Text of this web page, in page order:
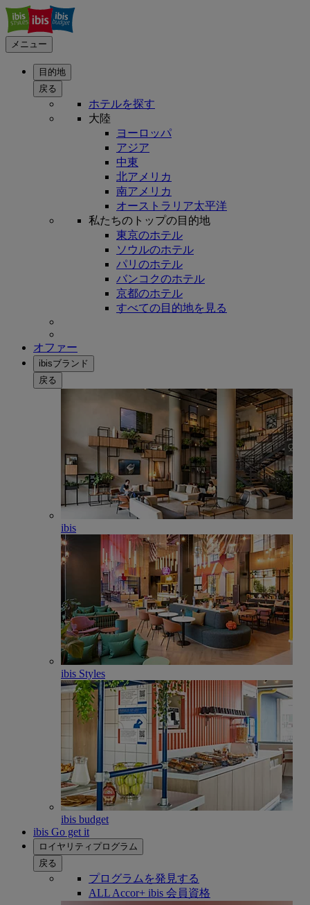
メニュー
目的地
戻る
ホテルを探す
大陸
ヨーロッパ
アジア
中東
北アメリカ
南アメリカ
オーストラリア太平洋
私たちのトップの目的地
東京のホテル
ソウルのホテル
パリのホテル
バンコクのホテル
京都のホテル
すべての目的地を見る
オファー
ibisブランド
戻る
ibis
ibis Styles
ibis budget
ibis Go get it
ロイヤリティプログラム
戻る
プログラムを発見する
ALL Accor+ ibis 会員資格